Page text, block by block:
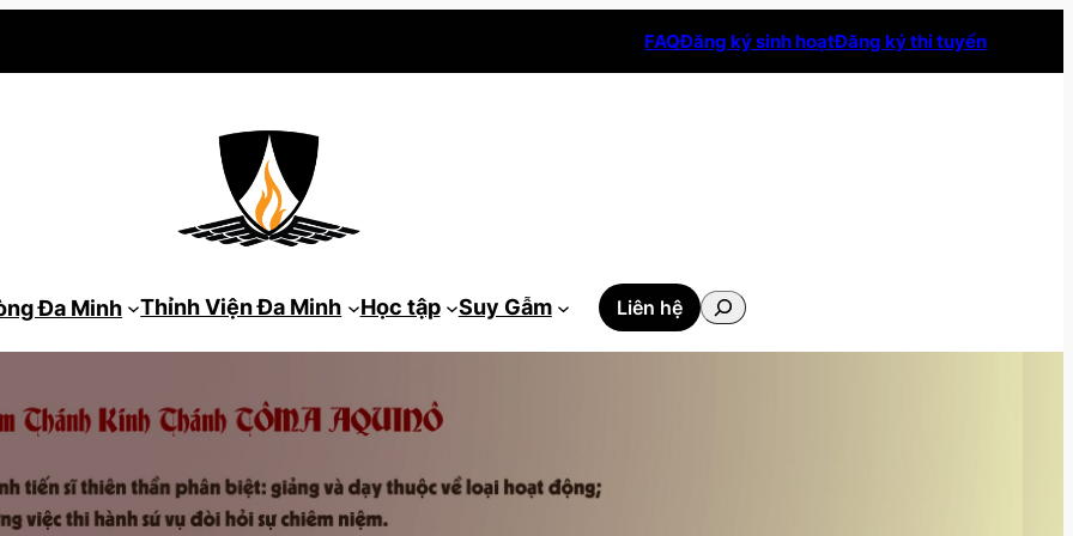
FAQĐăng ký sinh hoạtĐăng ký thi tuyển
Đa Minh Thỉnh Viện Đa Minh Học tập Suy Gẫm Liên hệ
Tìm
kiếm